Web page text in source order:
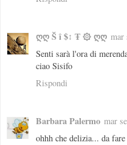
ღღ Š î $↕ Ŧ ۞ ღღ mar
Senti sarà l'ora di
ciao Sisifo
Rispondi
Barbara Palermo mar
ohhh che delizia... da